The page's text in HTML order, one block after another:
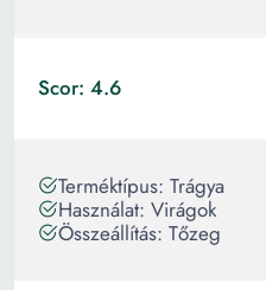
Scor: 4.6
Terméktípus: Trágya
Használat: Virágok
Összeállítás: Tőzeg